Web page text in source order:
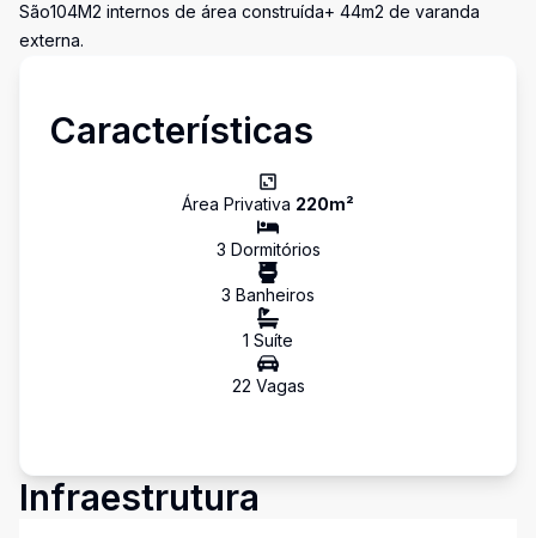
São104M2 internos de área construída+ 44m2 de varanda
externa.
Características
Área Privativa 220m²
3 Dormitórios
3 Banheiros
1 Suíte
22 Vagas
Infraestrutura